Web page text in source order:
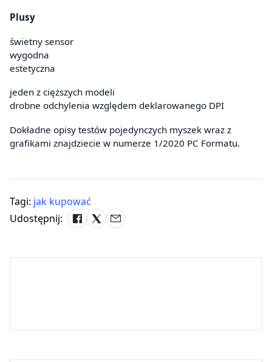
Plusy
świetny sensor
wygodna
estetyczna
jeden z cięższych modeli
drobne odchylenia względem deklarowanego DPI
Dokładne opisy testów pojedynczych myszek wraz z
grafikami znajdziecie w numerze 1/2020 PC Formatu.
Tagi: jak kupować
Udostępnij: